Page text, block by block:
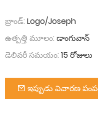
బ్రాండ్: Logo/Joseph
ఉత్పత్తి మూలం: డాంగువాన్
డెలివరీ సమయం: 15 రోజులు
ఇప్పుడు విచారణ